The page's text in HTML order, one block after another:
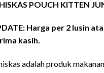
POUCH KITTEN
Harga per 2 lusin
kasih.
adalah produk